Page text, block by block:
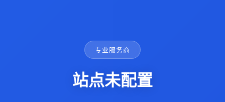
专业服务商
站点未配置